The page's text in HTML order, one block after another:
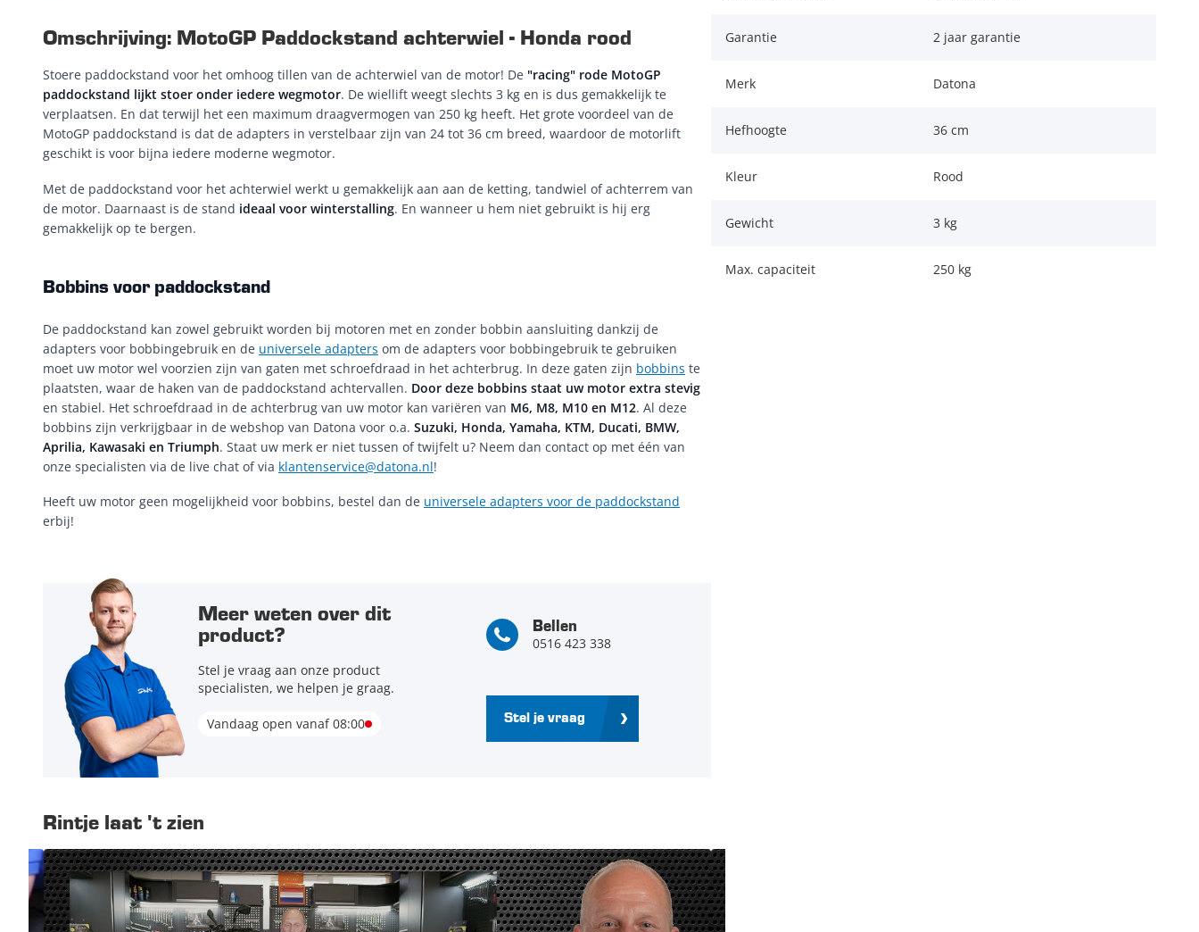
Garantie 2 jaar garantie
Merk Datona
Hefhoogte 36 cm
Kleur Rood
Gewicht 3 kg
Max. capaciteit 250 kg
Omschrijving: MotoGP Paddockstand achterwiel - Honda rood
Stoere paddockstand voor het omhoog tillen van de achterwiel van de motor! De "racing" rode MotoGP
paddockstand lijkt stoer onder iedere wegmotor. De wiellift weegt slechts 3 kg en is dus gemakkelijk te
verplaatsen. En dat terwijl het een maximum draagvermogen van 250 kg heeft. Het grote voordeel van de
MotoGP paddockstand is dat de adapters in verstelbaar zijn van 24 tot 36 cm breed, waardoor de motorlift
geschikt is voor bijna iedere moderne wegmotor.
Met de paddockstand voor het achterwiel werkt u gemakkelijk aan aan de ketting, tandwiel of achterrem van
de motor. Daarnaast is de stand ideaal voor winterstalling. En wanneer u hem niet gebruikt is hij erg
gemakkelijk op te bergen.
Bobbins voor paddockstand
De paddockstand kan zowel gebruikt worden bij motoren met en zonder bobbin aansluiting dankzij de
adapters voor bobbingebruik en de universele adapters om de adapters voor bobbingebruik te gebruiken
moet uw motor wel voorzien zijn van gaten met schroefdraad in het achterbrug. In deze gaten zijn bobbins te
plaatsten, waar de haken van de paddockstand achtervallen. Door deze bobbins staat uw motor extra stevig
en stabiel. Het schroefdraad in de achterbrug van uw motor kan variëren van M6, M8, M10 en M12. Al deze
bobbins zijn verkrijgbaar in de webshop van Datona voor o.a. Suzuki, Honda, Yamaha, KTM, Ducati, BMW,
Aprilia, Kawasaki en Triumph. Staat uw merk er niet tussen of twijfelt u? Neem dan contact op met één van
onze specialisten via de live chat of via klantenservice@datona.nl!
Heeft uw motor geen mogelijkheid voor bobbins, bestel dan de universele adapters voor de paddockstand
erbij!
Meer weten over dit
product?
Stel je vraag aan onze product
specialisten, we helpen je graag.
Vandaag open vanaf 08:00
Bellen
0516 423 338
Stel je vraag
Rintje laat 't zien